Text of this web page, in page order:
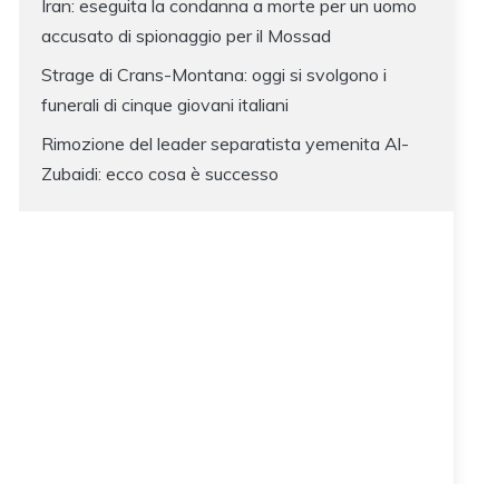
Iran: eseguita la condanna a morte per un uomo
accusato di spionaggio per il Mossad
Strage di Crans-Montana: oggi si svolgono i
funerali di cinque giovani italiani
Rimozione del leader separatista yemenita Al-
Zubaidi: ecco cosa è successo